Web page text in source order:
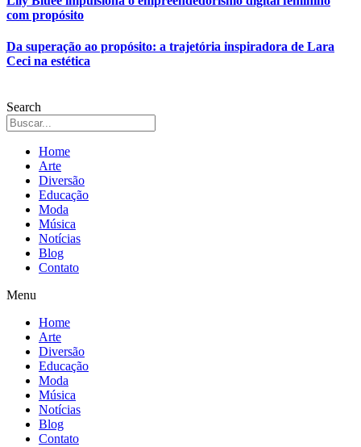
com propósito
Da superação ao propósito: a trajetória inspiradora de Lara
Ceci na estética
Search
Home
Arte
Diversão
Educação
Moda
Música
Notícias
Blog
Contato
Menu
Home
Arte
Diversão
Educação
Moda
Música
Notícias
Blog
Contato